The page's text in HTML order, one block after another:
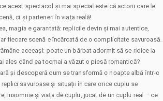
acest spectacol și mai special este că actorii care le
ci și parteneri în viața reală!
magia e garantată: replicile devin și mai autentice,
fiecare scenă e încărcată de o complicitate savuroasă.
aceeași: poate un bărbat adormit să se ridice la
ales când ea tocmai a văzut o piesă romantică?
și descoperă cum se transformă o noapte albă într-o
savuroase și situații în care orice cuplu se
insomnie și viața de cuplu, jucat de un cuplu real – ce